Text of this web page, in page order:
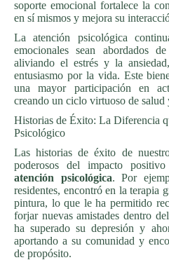
soporte emocional fortalece la
en sí mismos y mejora su
La atención psicológica
emocionales sean abordados
aliviando el estrés y la
entusiasmo por la vida. Este
una mayor participación en
creando un ciclo virtuoso de salud
Historias de Éxito: La Diferencia
Psicológico
Las historias de éxito de
poderosos del impacto
atención psicológica. Por
residentes, encontró en la terapia
pintura, lo que le ha permitido
forjar nuevas amistades dentro
ha superado su depresión y
aportando a su comunidad y
de propósito.